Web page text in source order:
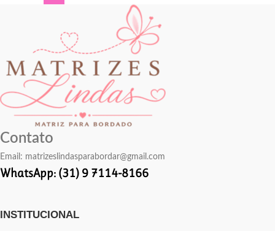
Contato
Email: matrizeslindasparabordar@gmail.com
WhatsApp: (31) 9 7114-8166
INSTITUCIONAL